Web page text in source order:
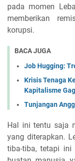
pada momen
memberikan
korupsi.
BACA JUGA
Job Hugging:
Krisis Tenaga
Kapitalisme
Tunjangan
Hal ini tentu saja
yang diterapkan.
tiba-tiba, tetapi ini